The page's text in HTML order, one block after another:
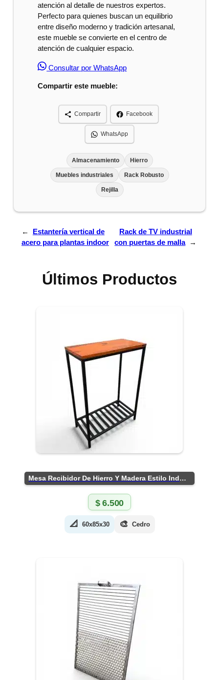
atención al detalle de nuestros expertos.
Perfecto para quienes buscan un equilibrio
entre diseño moderno y tradición artesanal,
este mueble se convierte en el centro de
atención de cualquier espacio.
Consultar por WhatsApp
Compartir este mueble:
Compartir Facebook
WhatsApp
Almacenamiento Hierro
Muebles industriales Rack Robusto
Rejilla
←
Estantería vertical de
acero para plantas indoor
Rack de TV industrial
con puertas de malla
→
Últimos Productos
Mesa Recibidor De Hierro Y Madera Estilo Industrial
$6.500
📐 60x85x30 🎨 Cedro